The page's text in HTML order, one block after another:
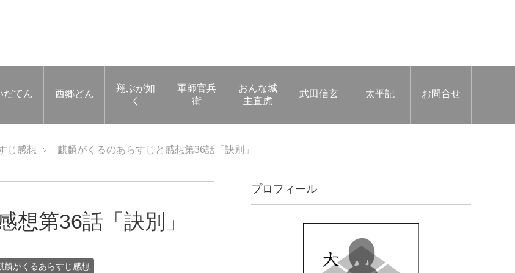
だてん 西郷どん
翔ぶが如
く
軍師官兵
衛
おんな城
主直虎
武田信玄 太平記 お問合せ
じ感想 麒麟がくるのあらすじと感想第36話「訣別」
想第36話「訣別」
麟がくるあらすじ感想
プロフィール